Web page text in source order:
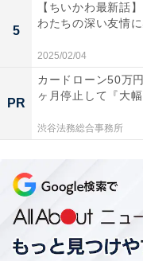
第1位：『新選組
30代の「好きな大河
いたのは、2004年に
組！』でした。
5
【ちいかわ最新話
わたちの深い友情
2025/02/04
PR
カードローン50万
ヶ月停止して『大
渋谷法務総合事務所